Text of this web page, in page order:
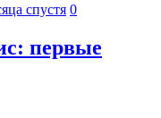
спустя 0
первые